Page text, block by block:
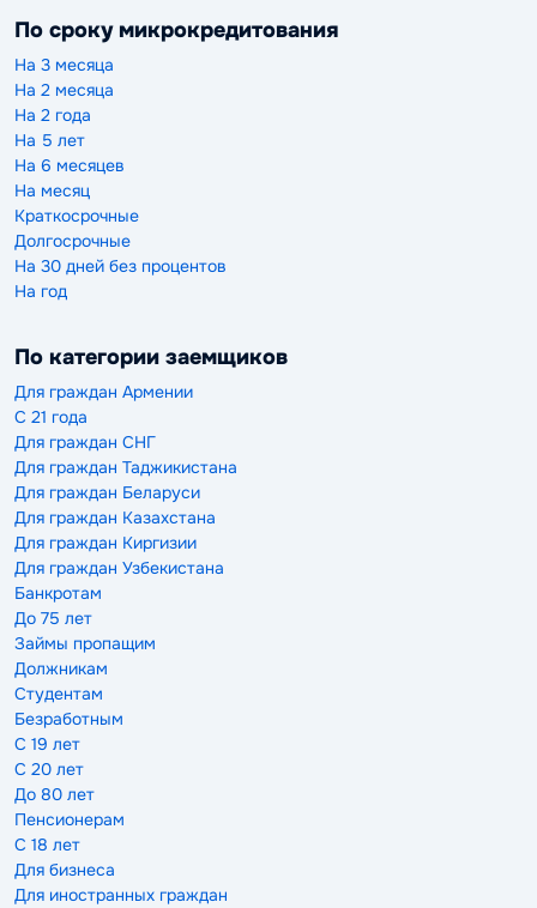
По сроку микрокредитования
На 3 месяца
На 2 месяца
На 2 года
На 5 лет
На 6 месяцев
На месяц
Краткосрочные
Долгосрочные
На 30 дней без процентов
На год
По категории заемщиков
Для граждан Армении
С 21 года
Для граждан СНГ
Для граждан Таджикистана
Для граждан Беларуси
Для граждан Казахстана
Для граждан Киргизии
Для граждан Узбекистана
Банкротам
До 75 лет
Займы пропащим
Должникам
Студентам
Безработным
С 19 лет
С 20 лет
До 80 лет
Пенсионерам
С 18 лет
Для бизнеса
Для иностранных граждан